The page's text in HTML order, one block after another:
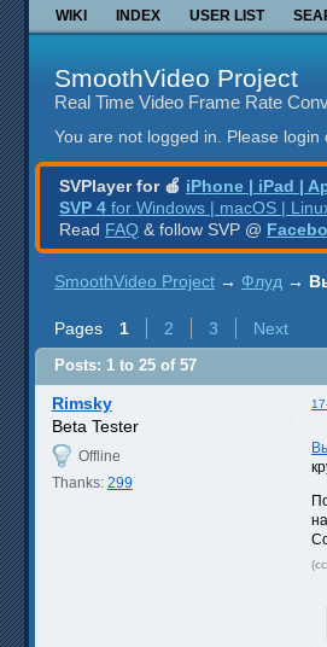
WIKI INDEX USER LIST
SmoothVideo Project
Real Time Video Frame Rate
You are not logged in. Please login
SVPlayer for 🍎 iPhone | iPad |
SVP 4 for Windows | macOS |
Read FAQ & follow SVP @
SmoothVideo Project → Флуд →
Pages 1 2 3 Next
Posts: 1 to 25 of 57
Rimsky
Beta Tester
Offline
Thanks: 299